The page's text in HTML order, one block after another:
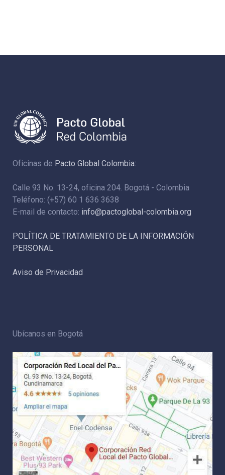
Oficinas de Pacto Global Colombia:
Calle 93 No. 13-24, oficina 204. Bogotá - Colombia
Teléfono: (+57) 60 1 636 3638
E-mail de contacto: info@pactoglobal-colombia.org
POLÍTICA DE TRATAMIENTO DE LA INFORMACIÓN
PERSONAL
Aviso de Privacidad
Ubícanos en Bogotá